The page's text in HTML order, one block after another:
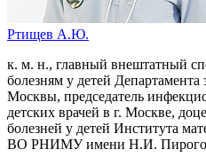
Ртищев А.Ю.
к. м. н., главный внештатный
болезням у детей Департамента
Москвы, председатель
детских врачей в г. Москве,
болезней у детей Института
ВО РНИМУ имени Н.И.